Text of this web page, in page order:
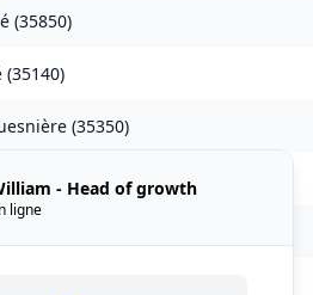
(35850)
(35140)
(35350)
(35580
Fougeray
de-Bretagne
- Head of growth
ligne